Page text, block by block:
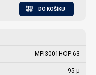
DO KOŠÍKU
MPI3001HOP:63
95 µ